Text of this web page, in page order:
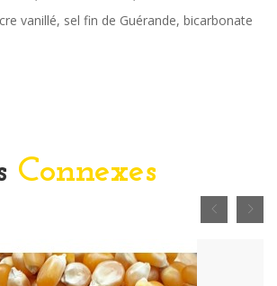
vanillé, sel fin de Guérande, bicarbonate
Connexes